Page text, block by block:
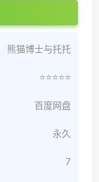
熊猫博士与托托
⭐️⭐️⭐️⭐️⭐️
百度网盘
永久
7